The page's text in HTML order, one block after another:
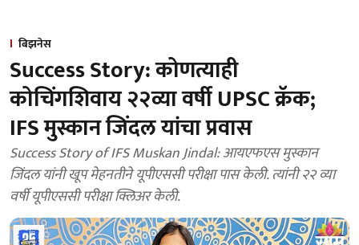
बिझनेस
Success Story: कोणत्याही
कोचिंगशिवाय २२व्या वर्षी UPSC क्रॅक;
IFS मुस्कान जिंदल यांचा प्रवास
Success Story of IFS Muskan Jindal: आयएफएस मुस्कान
जिंदल यांनी खूप मेहनतीने यूपीएससी परीक्षा पास केली. त्यांनी २२ व्या
वर्षी यूपीएससी परीक्षा क्लिअर केली.